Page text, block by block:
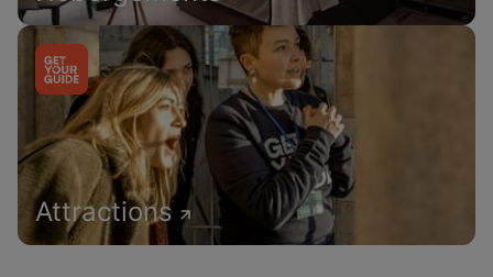
Attractions